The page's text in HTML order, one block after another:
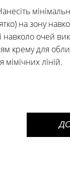
на зону
очей
крему для
мімічних ліній.